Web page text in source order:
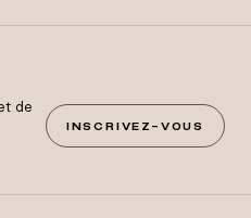
de
INSCRIVEZ-VOUS